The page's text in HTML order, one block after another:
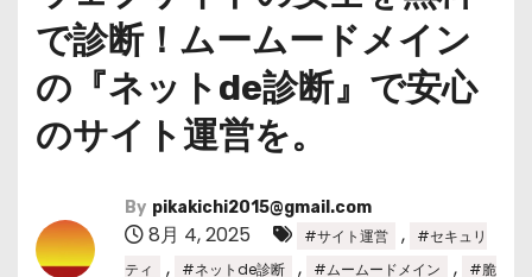
で診断！ムームードメイン
の『ネットde診断』で安心
のサイト運営を。
By pikakichi2015@gmail.com
8月 4, 2025 #サイト運営 ,
#セキュリ
ティ
, #ネットde診断 , #ムームードメイン ,
#脆